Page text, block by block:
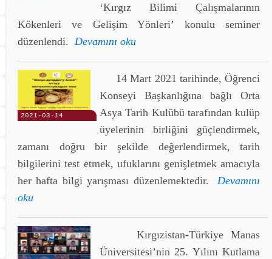
‘Kırgız Bilimi Çalışmalarının
Kökenleri ve Gelişim Yönleri’ konulu seminer
düzenlendi. Devamını oku
2021-03-14
14 Mart 2021 tarihinde, Öğrenci
Konseyi Başkanlığına bağlı Orta
Asya Tarih Kulübü tarafından kulüp
üyelerinin birliğini güçlendirmek,
zamanı doğru bir şekilde değerlendirmek, tarih
bilgilerini test etmek, ufuklarını genişletmek amacıyla
her hafta bilgi yarışması düzenlemektedir.Devamını
oku
Kırgızistan-Türkiye Manas
Üniversitesi’nin 25. Yılını Kutlama